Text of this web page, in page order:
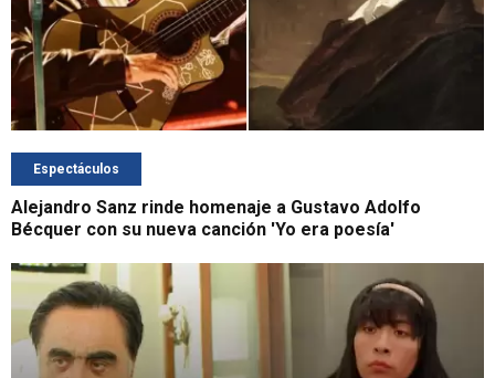
Espectáculos
Alejandro Sanz rinde homenaje a Gustavo Adolfo
Bécquer con su nueva canción 'Yo era poesía'